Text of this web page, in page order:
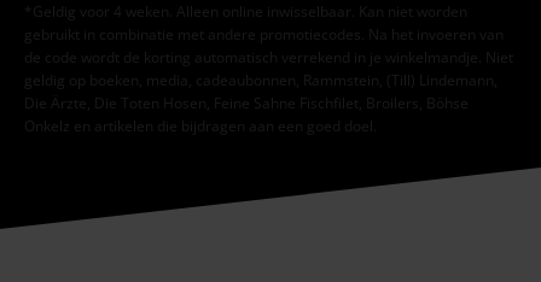
*Geldig voor 4 weken. Alleen online inwisselbaar. Kan niet worden
gebruikt in combinatie met andere promotiecodes. Na het invoeren van
de code wordt de korting automatisch verrekend in je winkelmandje. Niet
geldig op boeken, media, cadeaubonnen, Rammstein, (Till) Lindemann,
Die Ärzte, Die Toten Hosen, Feine Sahne Fischfilet, Broilers, Böhse
Onkelz en artikelen die bijdragen aan een goed doel.